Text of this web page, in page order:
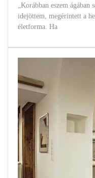
„Korábban eszem
idejöttem, megérintett a
életforma. Ha